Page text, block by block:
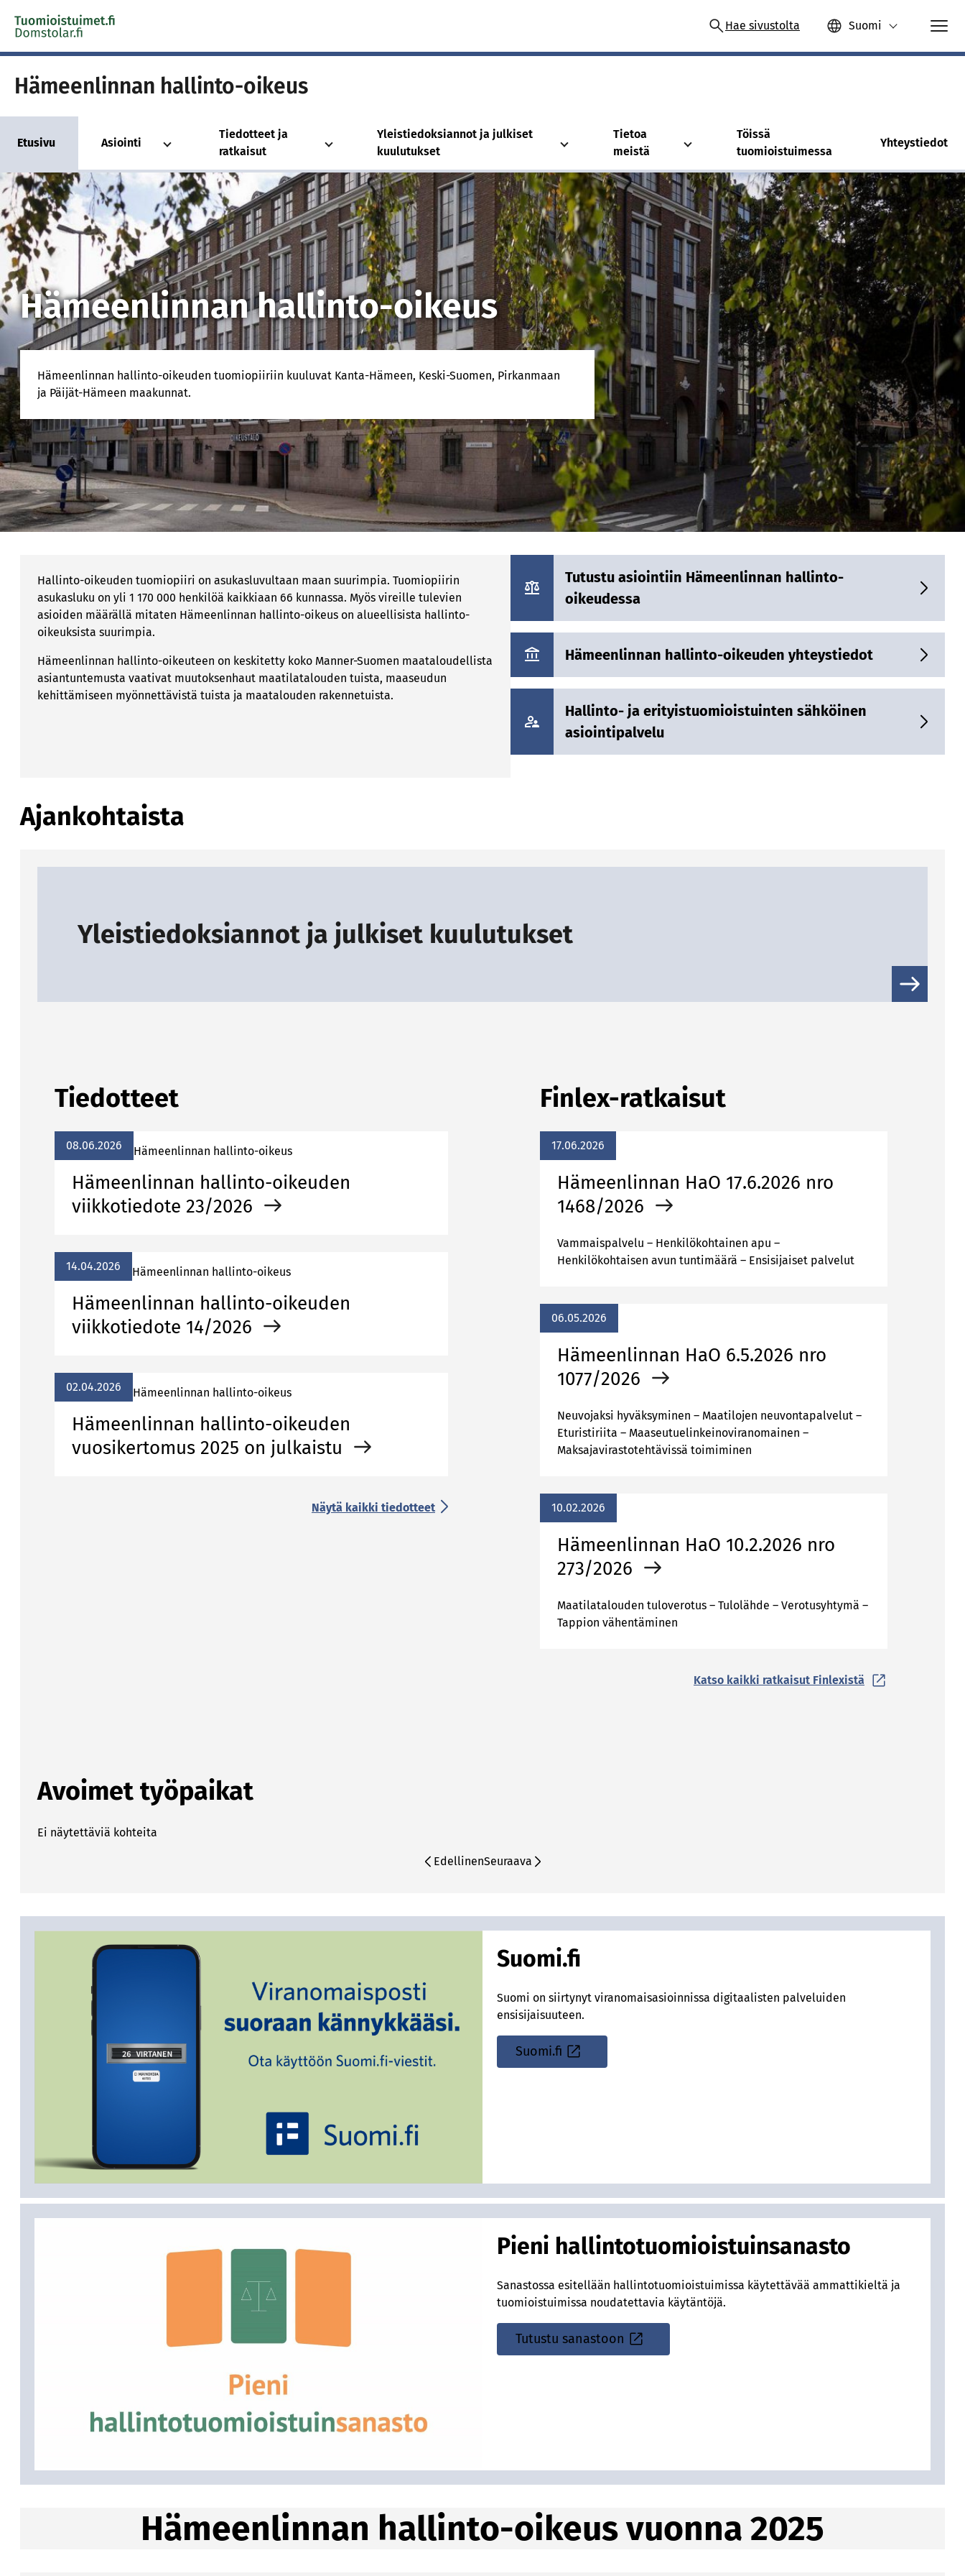
Skip to content -saavutettavuusohje Hae sivustolta Suomi
Hämeenlinnan hallinto-oikeus
Etusivu Asiointi
Tiedotteet ja
ratkaisut
Yleistiedoksiannot ja julkiset
kuulutukset
Tietoa
meistä
Töissä
tuomioistuimessa
Yhteystiedot
Hämeenlinnan hallinto-oikeus
Hämeenlinnan hallinto-oikeuden tuomiopiiriin kuuluvat Kanta-Hämeen, Keski-Suomen, Pirkanmaan
ja Päijät-Hämeen maakunnat.
Hallinto-oikeuden tuomiopiiri on asukasluvultaan maan suurimpia. Tuomiopiirin
asukasluku on yli 1 170 000 henkilöä kaikkiaan 66 kunnassa. Myös vireille tulevien
asioiden määrällä mitaten Hämeenlinnan hallinto-oikeus on alueellisista hallinto-
oikeuksista suurimpia.
Hämeenlinnan hallinto-oikeuteen on keskitetty koko Manner-Suomen maataloudellista
asiantuntemusta vaativat muutoksenhaut maatilatalouden tuista, maaseudun
kehittämiseen myönnettävistä tuista ja maatalouden rakennetuista.
Tutustu asiointiin Hämeenlinnan hallinto-
oikeudessa
Hämeenlinnan hallinto-oikeuden yhteystiedot
Hallinto- ja erityistuomioistuinten sähköinen
asiointipalvelu
Ajankohtaista
Yleistiedoksiannot ja julkiset kuulutukset
Tiedotteet
08.06.2026 Hämeenlinnan hallinto-oikeus
Hämeenlinnan hallinto-oikeuden
viikkotiedote 23/2026
14.04.2026 Hämeenlinnan hallinto-oikeus
Hämeenlinnan hallinto-oikeuden
viikkotiedote 14/2026
02.04.2026 Hämeenlinnan hallinto-oikeus
Hämeenlinnan hallinto-oikeuden
vuosikertomus 2025 on julkaistu
Näytä kaikki tiedotteet
Finlex-ratkaisut
17.06.2026
Hämeenlinnan HaO 17.6.2026 nro
1468/2026
Vammaispalvelu – Henkilökohtainen apu –
Henkilökohtaisen avun tuntimäärä – Ensisijaiset palvelut
06.05.2026
Hä­meen­lin­nan HaO 6.5.2026 nro
1077/​2026
Neuvojaksi hyväksyminen – Maatilojen neuvontapalvelut –
Eturistiriita – Maaseutuelinkeinoviranomainen –
Maksajavirastotehtävissä toimiminen
10.02.2026
Hä­meen­lin­nan HaO 10.2.2026 nro
273/​2026
Maatilatalouden tuloverotus – Tulolähde – Verotusyhtymä –
Tappion vähentäminen
Katso kaikki ratkaisut Finlexistä
Avoimet työpaikat
Ei näytettäviä kohteita
EdellinenSeuraava
Suomi.fi
Suomi on siirtynyt viranomaisasioinnissa digitaalisten palveluiden
ensisijaisuuteen.
Suomi.fi
Sisäinen
Pieni hallintotuomioistuinsanasto
Sanastossa esitellään hallintotuomioistuimissa käytettävää ammattikieltä ja
tuomioistuimissa noudatettavia käytäntöjä.
Tutustu sanastoon
Sisäinen
Hämeenlinnan hallinto-oikeus vuonna 2025